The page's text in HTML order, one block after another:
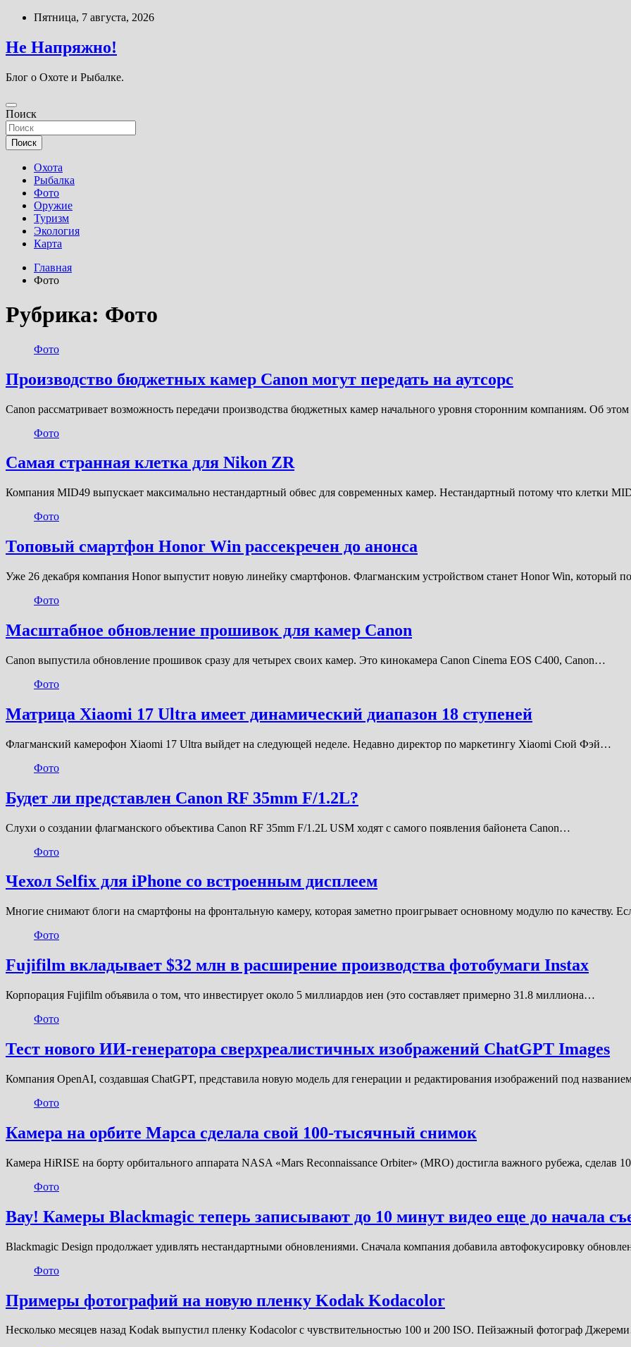
Перейти
содержимому
Пятница, 7 августа, 2026
Не Напряжно!
Блог о Охоте и Рыбалке.
Поиск
Поиск
Охота
Рыбалка
Фото
Оружие
Туризм
Экология
Карта
Главная
Фото
Рубрика: Фото
Фото
Производство бюджетных камер Canon могут передать на аутсорс
Canon рассматривает возможность передачи производства бюджетных камер начального уровня сторонним компаниям. Об
Фото
Самая странная клетка для Nikon ZR
Компания MID49 выпускает максимально нестандартный обвес для современных камер. Нестандартный потому что клетки
Фото
Топовый смартфон Honor Win рассекречен до анонса
Уже 26 декабря компания Honor выпустит новую линейку смартфонов. Флагманским устройством станет Honor Win, который
Фото
Масштабное обновление прошивок для камер Canon
Canon выпустила обновление прошивок сразу для четырех своих камер. Это кинокамера Canon Cinema EOS C400, Canon…
Фото
Матрица Xiaomi 17 Ultra имеет динамический диапазон 18 ступеней
Флагманский камерофон Xiaomi 17 Ultra выйдет на следующей неделе. Недавно директор по маркетингу Xiaomi Сюй Фэй…
Фото
Будет ли представлен Canon RF 35mm F/1.2L?
Слухи о создании флагманского объектива Canon RF 35mm F/1.2L USM ходят с самого появления байонета Canon…
Фото
Чехол Selfix для iPhone со встроенным дисплеем
Многие снимают блоги на смартфоны на фронтальную камеру, которая заметно проигрывает основному модулю по качеству.
Фото
Fujifilm вкладывает $32 млн в расширение производства фотобумаги Instax
Корпорация Fujifilm объявила о том, что инвестирует около 5 миллиардов иен (это составляет примерно 31.8 миллиона…
Фото
Тест нового ИИ-генератора сверхреалистичных изображений ChatGPT Images
Компания OpenAI, создавшая ChatGPT, представила новую модель для генерации и редактирования изображений под
Фото
Камера на орбите Марса сделала свой 100-тысячный снимок
Камера HiRISE на борту орбитального аппарата NASA «Mars Reconnaissance Orbiter» (MRO) достигла важного рубежа, сделав
Фото
Вау! Камеры Blackmagic теперь записывают до 10 минут видео еще до начала
Blackmagic Design продолжает удивлять нестандартными обновлениями. Сначала компания добавила автофокусировку
Фото
Примеры фотографий на новую пленку Kodak Kodacolor
Несколько месяцев назад Kodak выпустил пленку Kodacolor с чувствительностью 100 и 200 ISO. Пейзажный фотограф